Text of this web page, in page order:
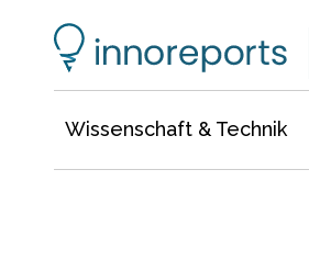
Wissenschaft & Technik